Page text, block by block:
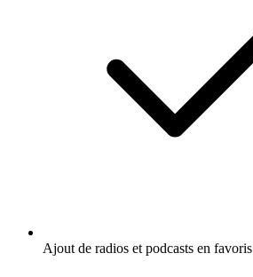
Ajout de radios et podcasts en favoris